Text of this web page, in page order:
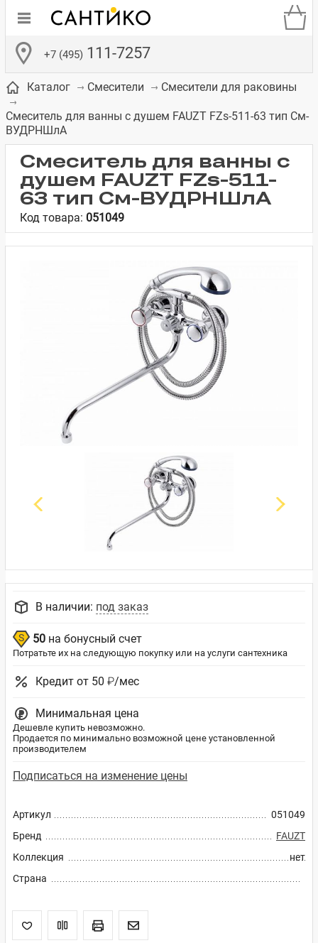
+7 (495) 111-7257
Бачки для
унитазов
Сиденья для
унитазов
Смесители для
встраиваемых
систем
Зеркало-шкаф
Полки в ванную
комнату
Комоды в
ванную комнату
Каталог Смесители Смесители для раковины
Смеситель для ванны с душем FAUZT FZs-511-63 тип См-
ВУДРНШлА
Смеситель для ванны с
душем FAUZT FZs-511-
63 тип См-ВУДРНШлА
Код товара: 051049
Артикул
051049
Бренд
FAUZT
Коллекция
нет
Страна
В наличии: под заказ
50 на бонусный счет
Потратьте их на следующую покупку или на услуги сантехника
Кредит от 50 ₽/мес
Минимальная цена
Дешевле купить невозможно.
Продается по минимально возможной цене установленной
производителем
Подписаться на изменение цены